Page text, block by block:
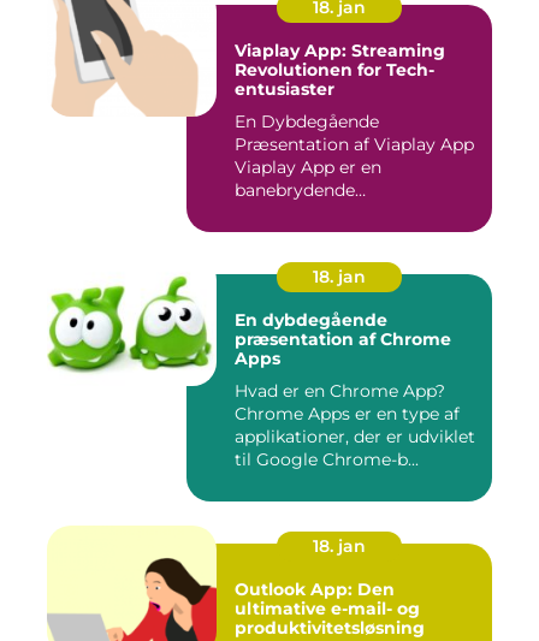
18. jan
Viaplay App: Streaming
Revolutionen for Tech-
entusiaster
En Dybdegående
Præsentation af Viaplay App
Viaplay App er en
banebrydende
18. jan
En dybdegående
præsentation af Chrome
Apps
Hvad er en Chrome App?
Chrome Apps er en type af
applikationer, der er udviklet
til Google Chrome-b...
18. jan
Outlook App: Den
ultimative e-mail- og
produktivitetsløsning